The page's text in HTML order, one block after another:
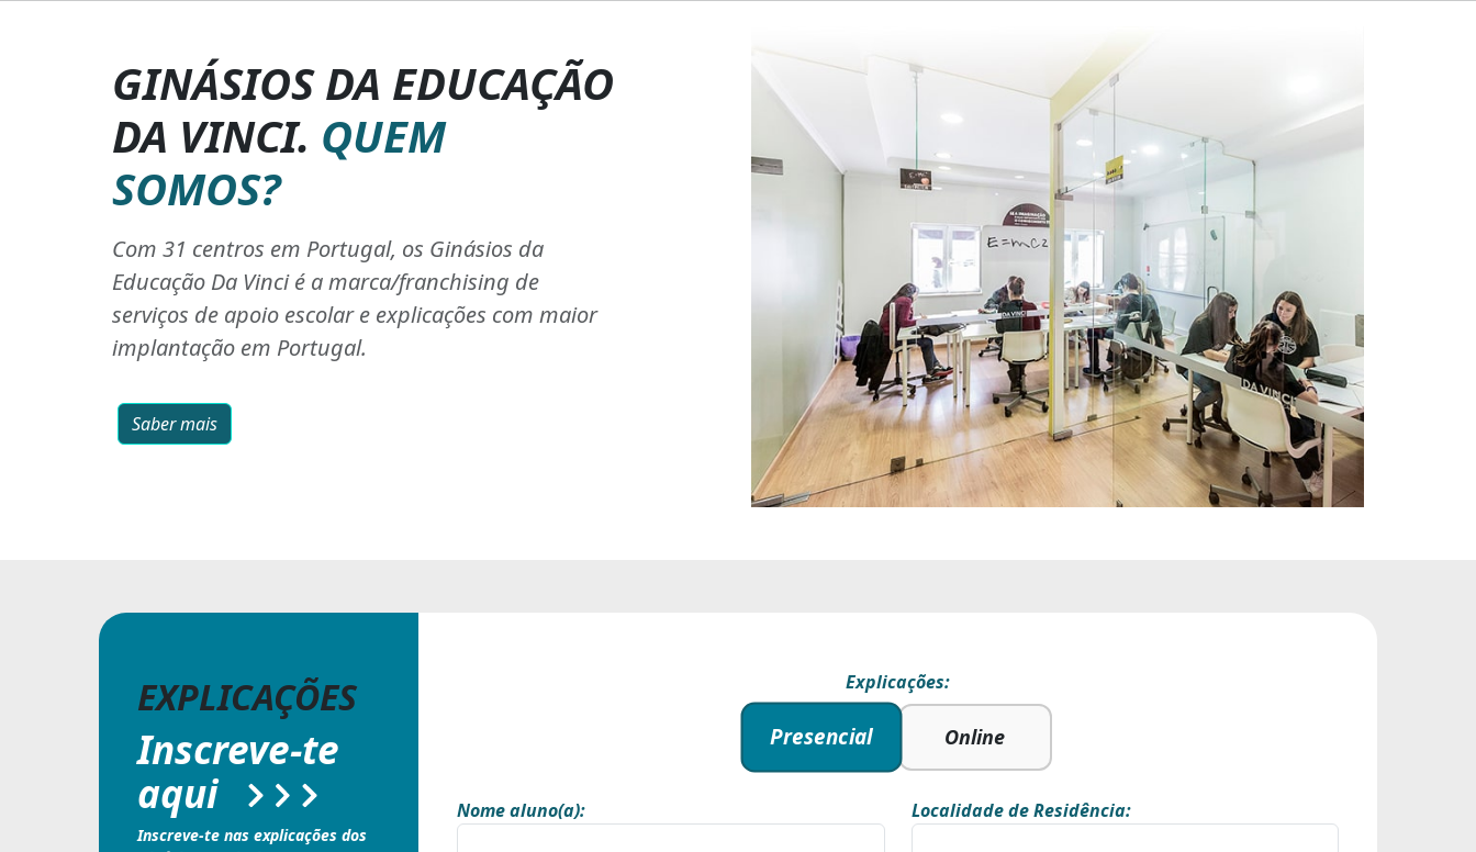
GINÁSIOS DA EDUCAÇÃO
DA VINCI. QUEM
SOMOS?
Com 31 centros em Portugal, os Ginásios da
Educação Da Vinci é a marca/franchising de
serviços de apoio escolar e explicações com maior
implantação em Portugal.
Saber mais
EXPLICAÇÕES
Inscreve-te
aqui
Inscreve-te nas explicações dos
Explicações:
Presencial Online
Nome aluno(a): Localidade de Residência: